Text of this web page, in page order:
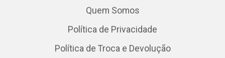
Quem Somos
Política de Privacidade
Política de Troca e Devolução